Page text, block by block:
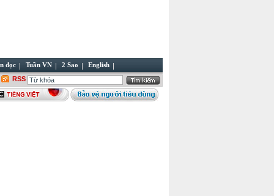
đọc Tuần VN 2 Sao English
RSS